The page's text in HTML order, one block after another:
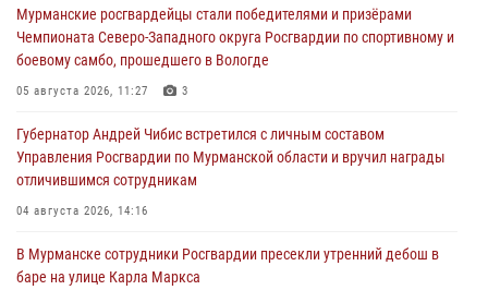
Мурманские росгвардейцы стали победителями и призёрами
Чемпионата Северо-Западного округа Росгвардии по спортивному и
боевому самбо, прошедшего в Вологде
05 августа 2026, 11:27 3
Губернатор Андрей Чибис встретился с личным составом
Управления Росгвардии по Мурманской области и вручил награды
отличившимся сотрудникам
04 августа 2026, 14:16
В Мурманске сотрудники Росгвардии пресекли утренний дебош в
баре на улице Карла Маркса